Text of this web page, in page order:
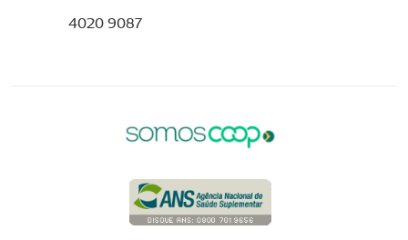
4020 9087